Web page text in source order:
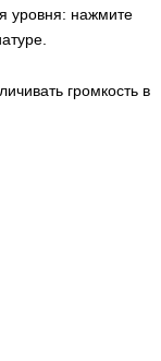
уровня: нажмите
громкость в